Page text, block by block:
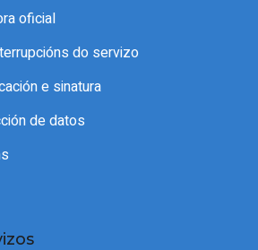
oficial
do servizo
e sinatura
de datos